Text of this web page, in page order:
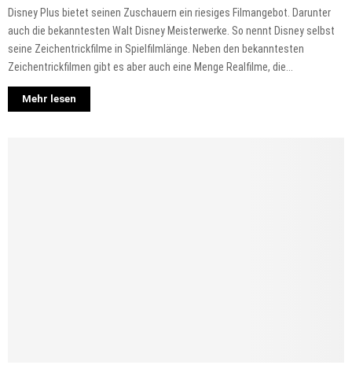
Disney Plus bietet seinen Zuschauern ein riesiges Filmangebot. Darunter
auch die bekanntesten Walt Disney Meisterwerke. So nennt Disney selbst
seine Zeichentrickfilme in Spielfilmlänge. Neben den bekanntesten
Zeichentrickfilmen gibt es aber auch eine Menge Realfilme, die...
Mehr lesen